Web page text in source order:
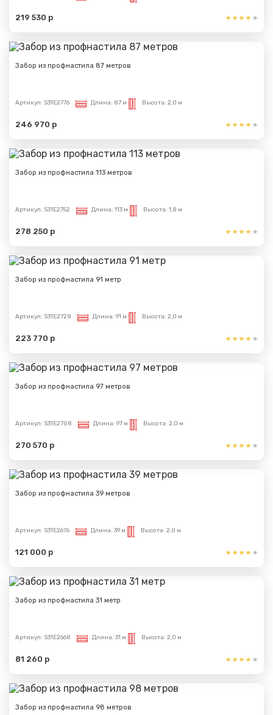
219 530 р
Забор из профнастила 87 метров
Артикул: S31E2776 Длина: 87 м Высота: 2,0 м
246 970 р
Забор из профнастила 113 метров
Артикул: S31E2752 Длина: 113 м Высота: 1,8 м
278 250 р
Забор из профнастила 91 метр
Артикул: S31E2728 Длина: 91 м Высота: 2,0 м
223 770 р
Забор из профнастила 97 метров
Артикул: S31E2708 Длина: 97 м Высота: 2,0 м
270 570 р
Забор из профнастила 39 метров
Артикул: S31E2676 Длина: 39 м Высота: 2,0 м
121 000 р
Забор из профнастила 31 метр
Артикул: S31E2668 Длина: 31 м Высота: 2,0 м
81 260 р
Забор из профнастила 98 метров